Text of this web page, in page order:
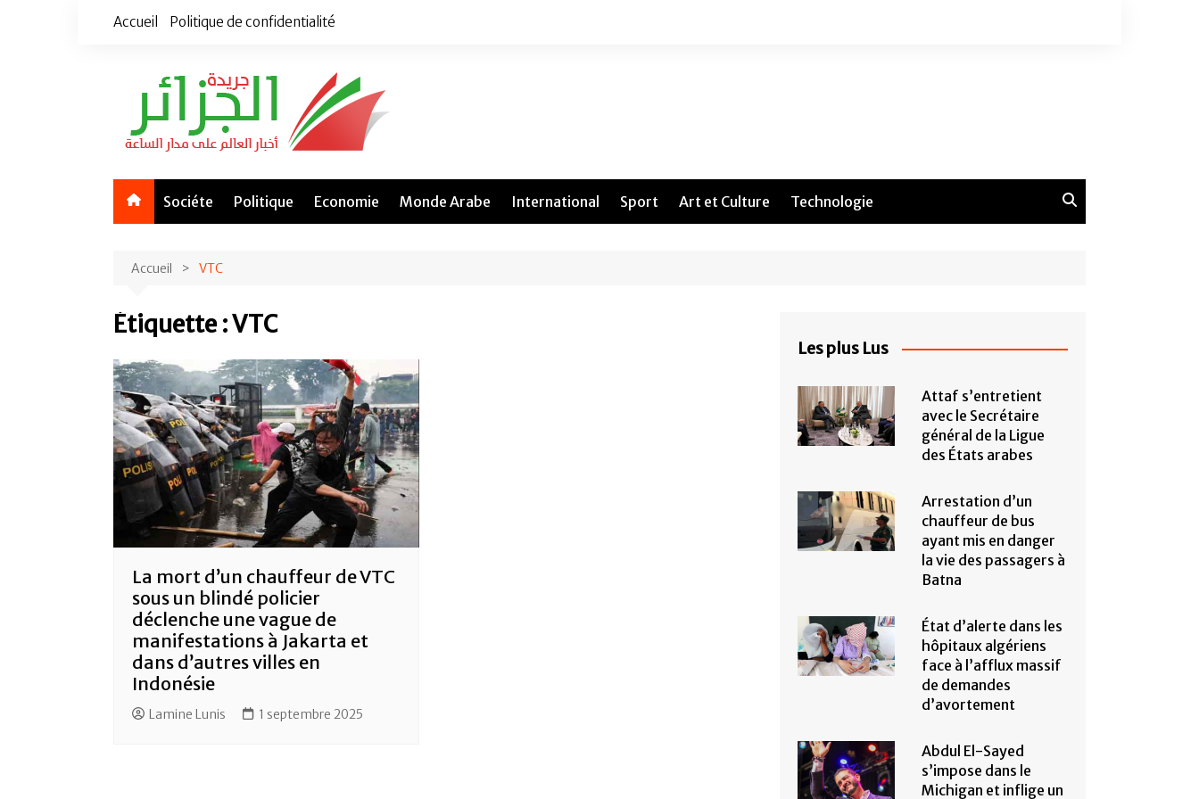
Accueil Politique de confidentialité
Sociéte Politique Economie Monde Arabe International Sport Art et Culture Technologie
Accueil VTC
Étiquette :VTC
La mort d’un chauffeur de VTC
sous un blindé policier
déclenche une vague de
manifestations à Jakarta et
dans d’autres villes en
Indonésie
Lamine Lunis 1 septembre 2025
Les plus Lus
Attaf s’entretient
avec le Secrétaire
général de la Ligue
des États arabes
Arrestation d’un
chauffeur de bus
ayant mis en danger
la vie des passagers à
Batna
État d’alerte dans les
hôpitaux algériens
face à l’afflux massif
de demandes
d’avortement
Abdul El-Sayed
s’impose dans le
Michigan et inflige un